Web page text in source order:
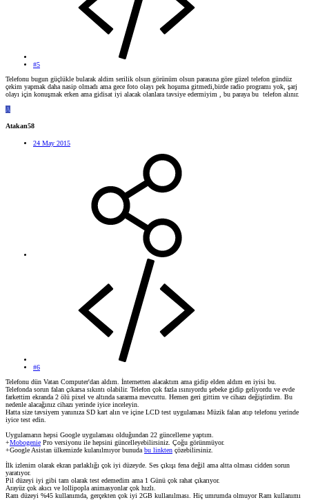
#5
Telefonu bugun güçlükle bularak aldim serilik olsun görünüm olsun parasına göre güzel telefon gündüz
çekim yapmak daha nasip olmadı ama gece foto olayı pek hoşuma gitmedi,birde radio programı yok, şarj
olayı için konuşmak erken ama gidisat iyi alacak olanlara tavsiye edermiyim , bu paraya bu telefon alınır.
A
Atakan58
24 May 2015
#6
Telefonu dün Vatan Computer'dan aldım. İnternetten alacaktım ama gidip elden aldım en iyisi bu.
Telefonda sorun falan çıkarsa sıkıntı olabilir. Telefon çok fazla ısınıyordu şebeke gidip geliyordu ve evde
farkettim ekranda 2 ölü pixel ve altında sararma mevcuttu. Hemen geri gittim ve cihazı değiştirdim. Bu
nedenle alacağınız cihazı yerinde iyice inceleyin.
Hatta size tavsiyem yanınıza SD kart alın ve içine LCD test uygulaması Müzik falan atıp telefonu yerinde
iyice test edin.
Uygulamarın hepsi Google uygulaması olduğundan 22 güncelleme yaptım.
+Mobogenie Pro versiyonu ile hepsini güncelleyebilirsiniz. Çoğu görünmüyor.
+Google Asistan ülkemizde kulanılmıyor bunuda bu linkten çözebilirsiniz.
İlk izlenim olarak ekran parlaklığı çok iyi düzeyde. Ses çıkışı fena değil ama altta olması cidden sorun
yaratıyor.
Pil düzeyi iyi gibi tam olarak test edemedim ama 1 Günü çok rahat çıkarıyor.
Arayüz çok akıcı ve lollipopla animasyonlar çok hızlı.
Ram düzeyi %45 kullanımda, gerçekten çok iyi 2GB kullanılması. Hiç umrumda olmuyor Ram kullanımı